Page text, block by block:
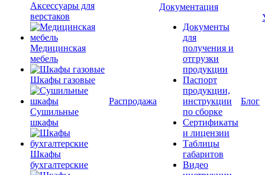
Аксессуары для
верстаков
Медицинская
мебель
Шкафы газовые
Сушильные
шкафы
Шкафы
бухгалтерские
Распродажа
Документация
Документы
для
получения и
отгрузки
продукции
Паспорт
продукции,
инструкции
по сборке
Сертификаты
и лицензии
Таблицы
габаритов
Видео
Блог